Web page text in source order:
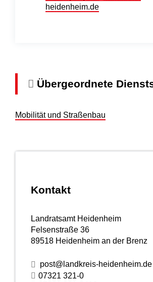
Kontakt
Landratsamt Heidenheim
Felsenstraße 36
89518 Heidenheim an der Brenz
post@landkreis-heidenheim.de
07321 321-0
heidenheim.de
Übergeordnete
Mobilität und Straßenbau